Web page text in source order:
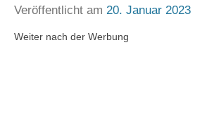
Veröffentlicht am 20. Januar 2023
Weiter nach der Werbung